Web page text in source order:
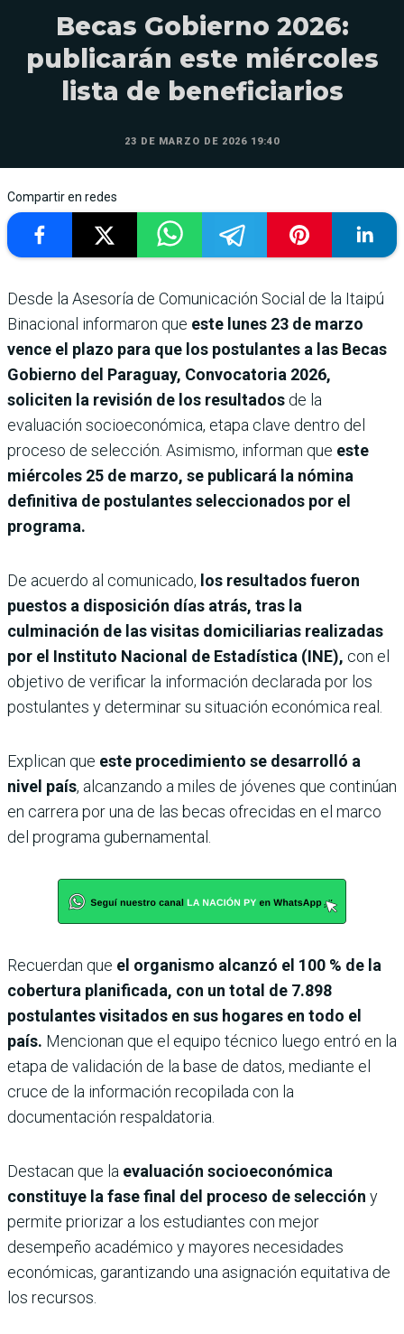
Becas Gobierno 2026:
publicarán este miércoles
lista de beneficiarios
23 DE MARZO DE 2026 19:40
Compartir en redes
Desde la Asesoría de Comunicación Social de la Itaipú
Binacional informaron que este lunes 23 de marzo
vence el plazo para que los postulantes a las Becas
Gobierno del Paraguay, Convocatoria 2026,
soliciten la revisión de los resultados de la
evaluación socioeconómica, etapa clave dentro del
proceso de selección. Asimismo, informan que este
miércoles 25 de marzo, se publicará la nómina
definitiva de postulantes seleccionados por el
programa.
De acuerdo al comunicado, los resultados fueron
puestos a disposición días atrás, tras la
culminación de las visitas domiciliarias realizadas
por el Instituto Nacional de Estadística (INE), con el
objetivo de verificar la información declarada por los
postulantes y determinar su situación económica real.
Explican que este procedimiento se desarrolló a
nivel país, alcanzando a miles de jóvenes que continúan
en carrera por una de las becas ofrecidas en el marco
del programa gubernamental.
Recuerdan que el organismo alcanzó el 100 % de la
cobertura planificada, con un total de 7.898
postulantes visitados en sus hogares en todo el
país. Mencionan que el equipo técnico luego entró en la
etapa de validación de la base de datos, mediante el
cruce de la información recopilada con la
documentación respaldatoria.
Destacan que la evaluación socioeconómica
constituye la fase final del proceso de selección y
permite priorizar a los estudiantes con mejor
desempeño académico y mayores necesidades
económicas, garantizando una asignación equitativa de
los recursos.